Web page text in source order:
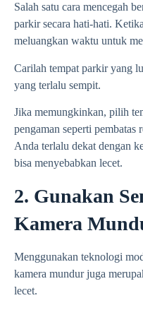
Salah satu cara mencegah
parkir secara hati-hati.
meluangkan waktu untuk
Carilah tempat parkir yang
yang terlalu sempit.
Jika memungkinkan, pilih
pengaman seperti
Anda terlalu dekat dengan
bisa menyebabkan lecet.
2. Gunakan
Kamera
Menggunakan teknologi
kamera mundur juga
lecet.